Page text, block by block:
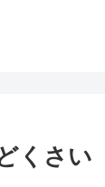
くさい